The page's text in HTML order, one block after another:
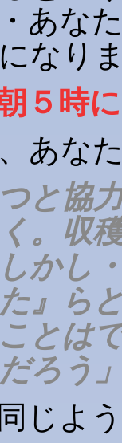
あな
なり
５時
あな
つと協
。収
かし
』ら
とは
ろう」
じよ